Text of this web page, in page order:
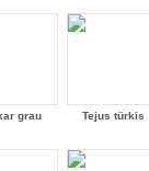
grau Tejus türkis